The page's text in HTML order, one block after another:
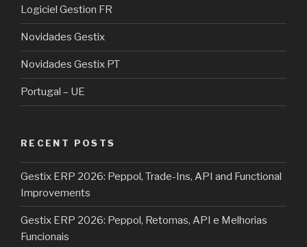
Logiciel Gestion FR
Novidades Gestix
Novidades Gestix PT
Portugal – UE
RECENT POSTS
Gestix ERP 2026: Peppol, Trade-Ins, API and Functional
Improvements
Gestix ERP 2026: Peppol, Retomas, API e Melhorias
Funcionais